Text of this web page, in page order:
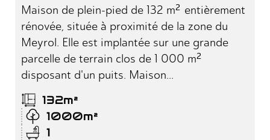
Maison de plein-pied de 132 m² entièrement
rénovée, située à proximité de la zone du
Meyrol. Elle est implantée sur une grande
parcelle de terrain clos de 1 000 m²
disposant d'un puits. Maison...
132m²
1000m²
1